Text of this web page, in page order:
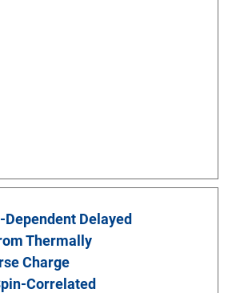
Delayed
Thermally
Charge
Correlated